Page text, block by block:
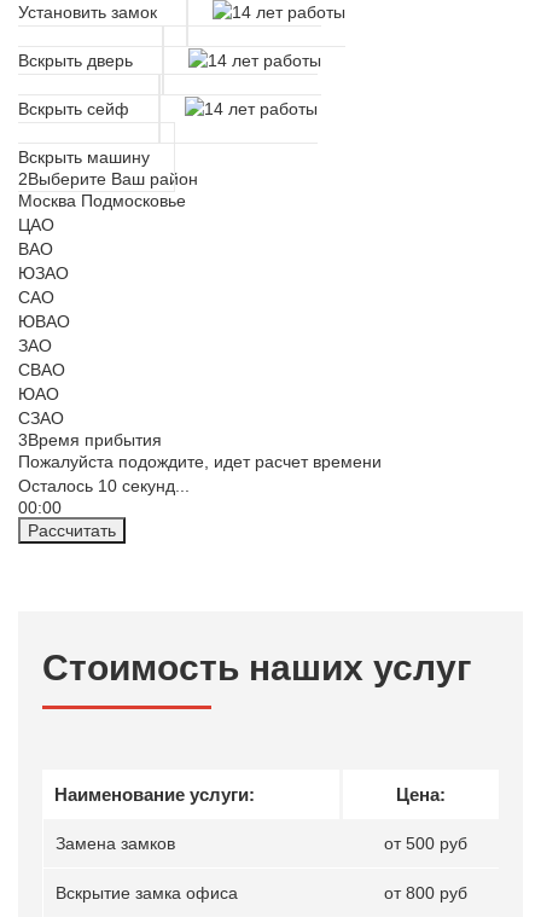
Установить замок
Вскрыть дверь
Вскрыть сейф
Вскрыть машину
2Выберите Ваш район
Москва Подмосковье
ЦАО
ВАО
ЮЗАО
САО
ЮВАО
ЗАО
СВАО
ЮАО
СЗАО
3Время прибытия
Пожалуйста подождите, идет расчет времени
Осталось 10 секунд...
00:00
Рассчитать
Стоимость наших услуг
Наименование услуги: Цена:
Замена замков от 500 руб
Вскрытие замка офиса от 800 руб